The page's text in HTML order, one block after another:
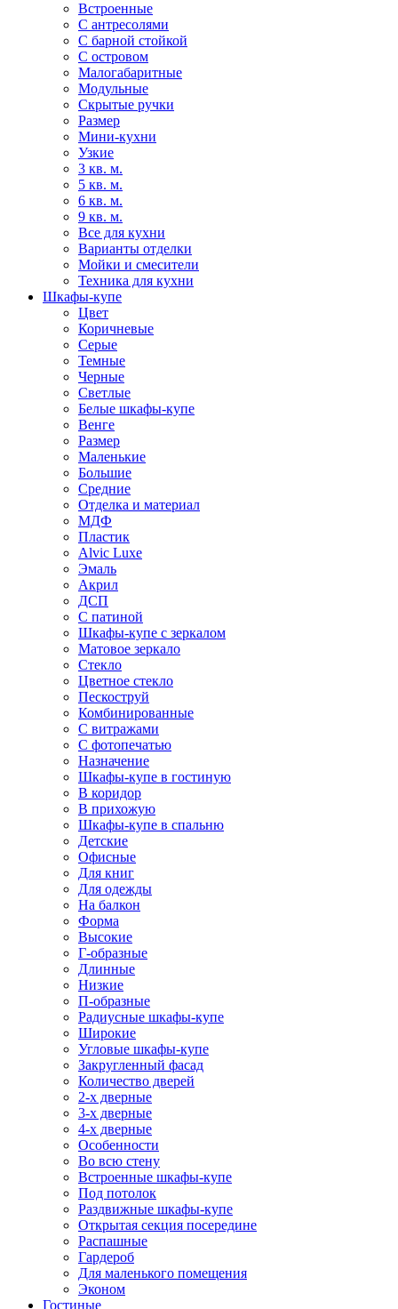
Встроенные
С антресолями
С барной стойкой
С островом
Малогабаритные
Модульные
Скрытые ручки
Размер
Мини-кухни
Узкие
3 кв. м.
5 кв. м.
6 кв. м.
9 кв. м.
Все для кухни
Варианты отделки
Мойки и смесители
Техника для кухни
Шкафы-купе
Цвет
Коричневые
Серые
Темные
Черные
Светлые
Белые шкафы-купе
Венге
Размер
Маленькие
Большие
Средние
Отделка и материал
МДФ
Пластик
Alvic Luxe
Эмаль
Акрил
ДСП
С патиной
Шкафы-купе с зеркалом
Матовое зеркало
Стекло
Цветное стекло
Пескоструй
Комбинированные
С витражами
С фотопечатью
Назначение
Шкафы-купе в гостиную
В коридор
В прихожую
Шкафы-купе в спальню
Детские
Офисные
Для книг
Для одежды
На балкон
Форма
Высокие
Г-образные
Длинные
Низкие
П-образные
Радиусные шкафы-купе
Широкие
Угловые шкафы-купе
Закругленный фасад
Количество дверей
2-х дверные
3-х дверные
4-х дверные
Особенности
Во всю стену
Встроенные шкафы-купе
Под потолок
Раздвижные шкафы-купе
Открытая секция посередине
Распашные
Гардероб
Для маленького помещения
Эконом
Гостиные